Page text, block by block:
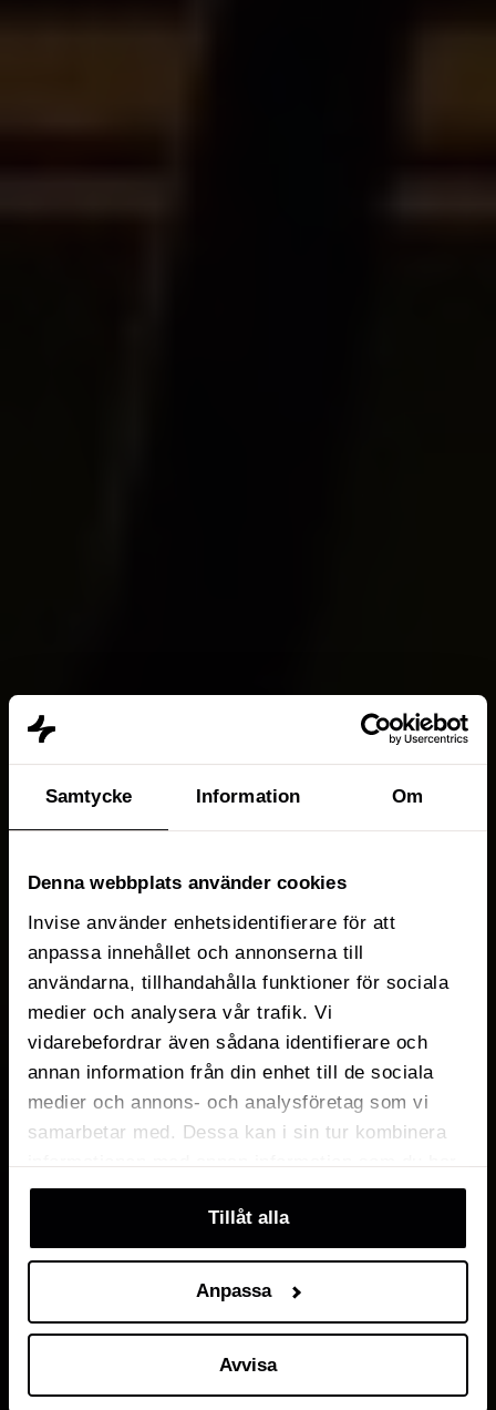
Samtycke Information Om
Denna webbplats använder cookies
Invise använder enhetsidentifierare för att
anpassa innehållet och annonserna till
användarna, tillhandahålla funktioner för sociala
medier och analysera vår trafik. Vi
vidarebefordrar även sådana identifierare och
annan information från din enhet till de sociala
medier och annons- och analysföretag som vi
samarbetar med. Dessa kan i sin tur kombinera
informationen med annan information som du har
tillhandahållit eller som de har samlat in när du
har använt deras tjänster. Du kan välja att klicka
på “information” för att välja och justera vilka
cookies som ska sättas. Läs vår
använder dem och hur du kan neka dem.
Tillåt alla
Anpassa
Avvisa